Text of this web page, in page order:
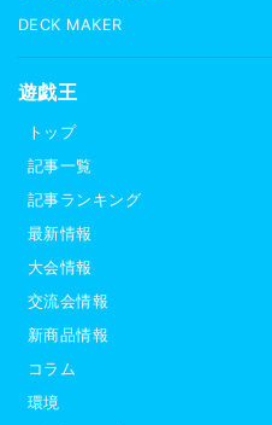
DECK MAKER
遊戯王
トップ
記事一覧
記事ランキング
最新情報
大会情報
交流会情報
新商品情報
コラム
環境